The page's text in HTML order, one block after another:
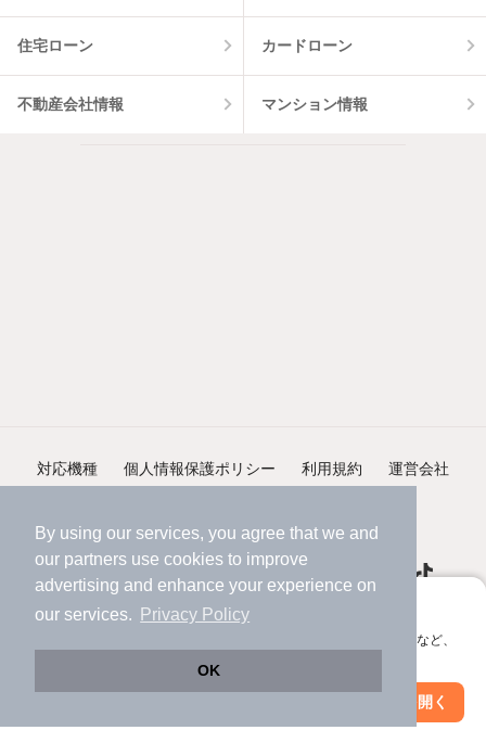
By using our services, you agree that we and
our partners use cookies to improve
advertising and enhance your experience on
our services.
Privacy Policy
OK
アプリに切り替えて、サクサクお部屋探し
会員登録なしですぐ使える。マップ検索やお気に入り保存など、
アプリを開く
絞り込み条件を変更
住宅ローン カードローン
不動産会社情報 マンション情報
対応機種 個人情報保護ポリシー 利用規約 運営会社
©NIFTY Lifestyle Co., Ltd.